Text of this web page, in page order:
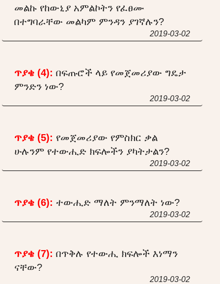
መልኩ የከውኒያ አምልኮትን የፈፀሙ
በተግባራቸው መልካም ምንዳን ያገኛሉን?
2019-03-02
ጥያቄ (4): በፍጡሮች ላይ የመጀመሪያው ግዴታ
ምንድን ነው?
2019-03-02
ጥያቄ (5): የመጀመሪያው የምስክር ቃል
ሁሉንም የተውሒድ ክፍሎችን ያካትታልን?
2019-03-02
ጥያቄ (6): ተውሒድ ማለት ምንማለት ነው?
2019-03-02
ጥያቄ (7): በጥቅሉ የተውሒ ክፍሎች እነማን
ናቸው?
2019-03-02